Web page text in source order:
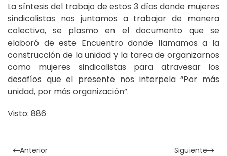
La síntesis del trabajo de estos 3 días donde mujeres
sindicalistas nos juntamos a trabajar de manera
colectiva, se plasmo en el documento que se
elaboró de este Encuentro donde llamamos a la
construcción de la unidad y la tarea de organizarnos
como mujeres sindicalistas para atravesar los
desafíos que el presente nos interpela “Por más
unidad, por más organización”.
Visto: 886
Anterior Siguiente